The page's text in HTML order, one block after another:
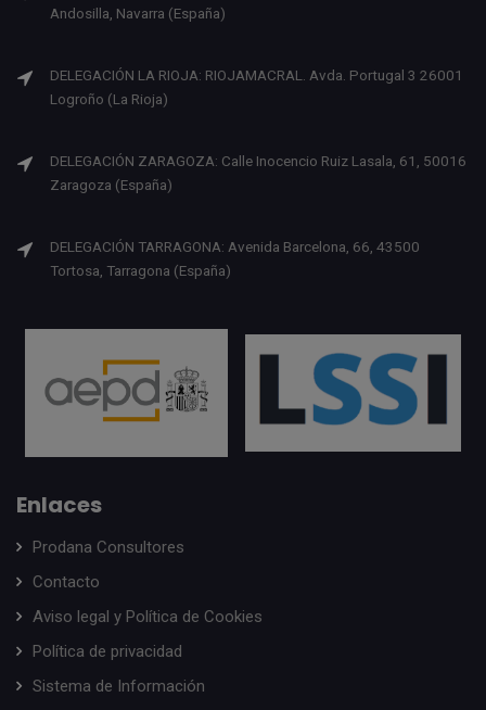
Andosilla, Navarra (España)
DELEGACIÓN LA RIOJA: RIOJAMACRAL. Avda. Portugal 3 26001
Logroño (La Rioja)
DELEGACIÓN ZARAGOZA: Calle Inocencio Ruiz Lasala, 61, 50016
Zaragoza (España)
DELEGACIÓN TARRAGONA: Avenida Barcelona, 66, 43500
Tortosa, Tarragona (España)
Enlaces
Prodana Consultores
Contacto
Aviso legal y Política de Cookies
Política de privacidad
Sistema de Información